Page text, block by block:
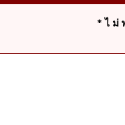
* ไ ม่